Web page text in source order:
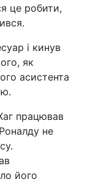
це робити,
і кинув
як
асистента
працював
не
його